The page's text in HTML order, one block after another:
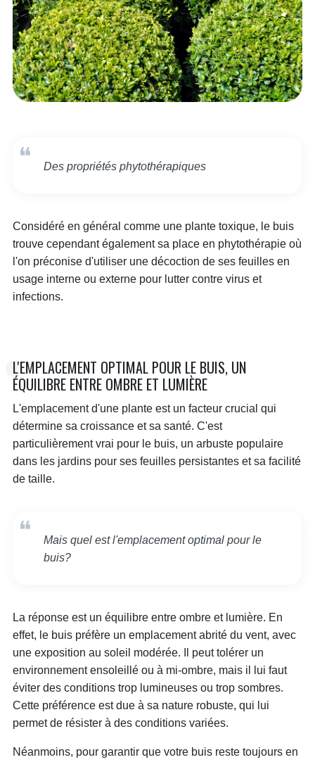
Des propriétés phytothérapiques
Considéré en général comme une plante toxique, le buis
trouve cependant également sa place en phytothérapie où
l'on préconise d'utiliser une décoction de ses feuilles en
usage interne ou externe pour lutter contre virus et
infections.
L'EMPLACEMENT OPTIMAL POUR LE BUIS, UN
ÉQUILIBRE ENTRE OMBRE ET LUMIÈRE
L'emplacement d'une plante est un facteur crucial qui
détermine sa croissance et sa santé. C'est
particulièrement vrai pour le buis, un arbuste populaire
dans les jardins pour ses feuilles persistantes et sa facilité
de taille.
Mais quel est l'emplacement optimal pour le
buis?
La réponse est un équilibre entre ombre et lumière. En
effet, le buis préfère un emplacement abrité du vent, avec
une exposition au soleil modérée. Il peut tolérer un
environnement ensoleillé ou à mi-ombre, mais il lui faut
éviter des conditions trop lumineuses ou trop sombres.
Cette préférence est due à sa nature robuste, qui lui
permet de résister à des conditions variées.
Néanmoins, pour garantir que votre buis reste toujours en